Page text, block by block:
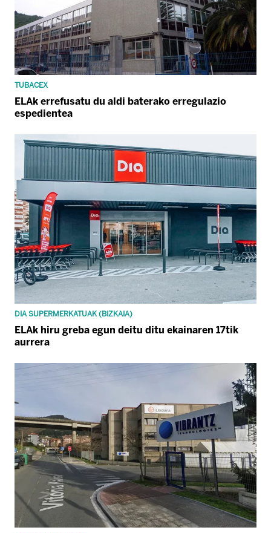
TUBACEX
ELAk errefusatu du aldi baterako erregulazio
espedientea
DIA SUPERMERKATUAK (BIZKAIA)
ELAk hiru greba egun deitu ditu ekainaren 17tik
aurrera